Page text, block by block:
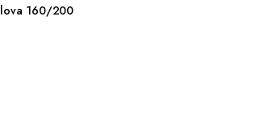
lova 160/200